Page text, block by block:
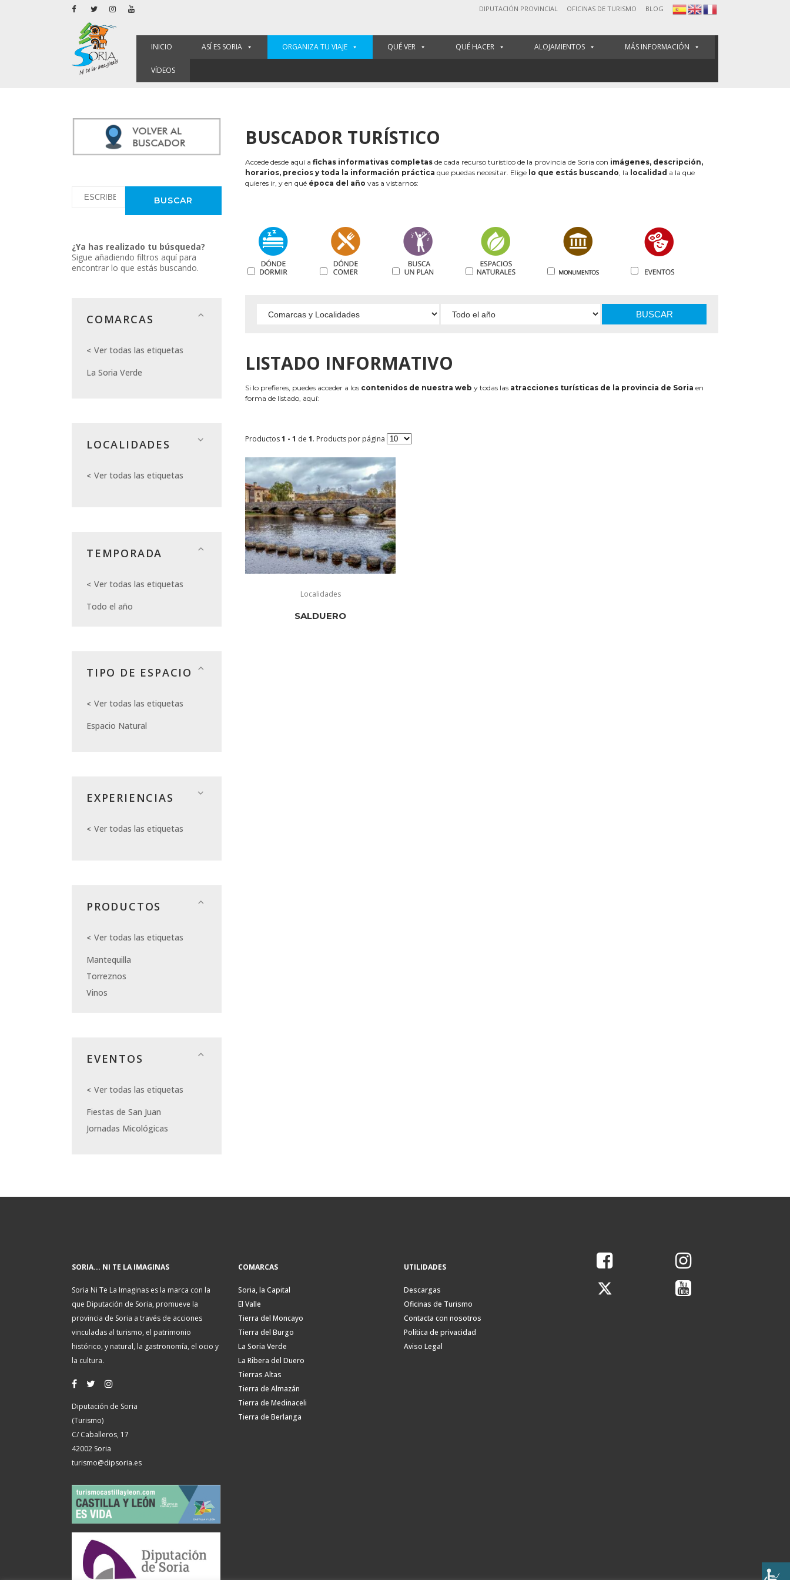
DIPUTACIÓN PROVINCIAL OFICINAS DE TURISMO BLOG
INICIO ASÍ ES SORIA ORGANIZA TU VIAJE QUÉ VER QUÉ HACER ALOJAMIENTOS MÁS INFORMACIÓN
VÍDEOS
¿Ya has realizado tu búsqueda?
Sigue añadiendo filtros aquí para
encontrar lo que estás buscando.
COMARCAS
Ver todas las etiquetas
La Soria Verde
LOCALIDADES
Ver todas las etiquetas
TEMPORADA
Ver todas las etiquetas
Todo el año
TIPO DE ESPACIO
Ver todas las etiquetas
Espacio Natural
EXPERIENCIAS
Ver todas las etiquetas
PRODUCTOS
Ver todas las etiquetas
Mantequilla
Torreznos
Vinos
EVENTOS
Ver todas las etiquetas
Fiestas de San Juan
Jornadas Micológicas
BUSCADOR TURÍSTICO
Accede desde aquí a fichas informativas completas de cada recurso turístico de la provincia de Soria con imágenes, descripción,
horarios, precios y toda la información práctica que puedas necesitar. Elige lo que estás buscando, la localidad a la que
quieres ir, y en qué época del año vas a vistarnos:
BUSCAR
LISTADO INFORMATIVO
Si lo prefieres, puedes acceder a los contenidos de nuestra web y todas las atracciones turísticas de la provincia de Soria en
forma de listado, aquí:
Productos1 - 1 de 1. Products por página
Localidades
SALDUERO
SORIA... NI TE LA IMAGINAS
Soria Ni Te La Imaginas es la marca con la
que Diputación de Soria, promueve la
provincia de Soria a través de acciones
vinculadas al turismo, el patrimonio
histórico, y natural, la gastronomía, el ocio y
la cultura.
Diputación de Soria
(Turismo)
C/ Caballeros, 17
42002 Soria
turismo@dipsoria.es
COMARCAS
Soria, la Capital
El Valle
Tierra del Moncayo
Tierra del Burgo
La Soria Verde
La Ribera del Duero
Tierras Altas
Tierra de Almazán
Tierra de Medinaceli
Tierra de Berlanga
UTILIDADES
Descargas
Oficinas de Turismo
Contacta con nosotros
Política de privacidad
Aviso Legal